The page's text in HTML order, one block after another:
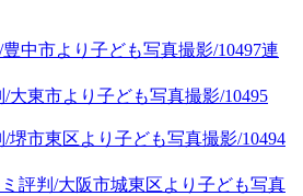
中市より子ども写真撮影/10497連
大東市より子ども写真撮影/10495
堺市東区より子ども写真撮影/10494
評判/大阪市城東区より子ども写真